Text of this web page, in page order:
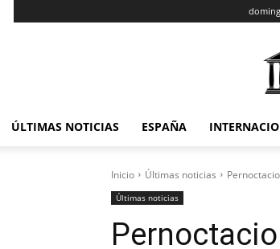
ÚLTIMAS NOTICIAS ESPAÑA
Inicio Últimas noticias
Últimas noticias